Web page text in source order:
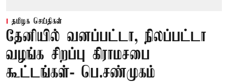
தமிழக செய்திகள்
தேனியில் வனப்பட்டா, நிலப்பட்டா
வழங்க சிறப்பு கிராமசபை
கூட்டங்கள்- பெ.சண்முகம்